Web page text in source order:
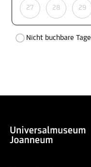
27 28 29
Nicht buchbare Tage